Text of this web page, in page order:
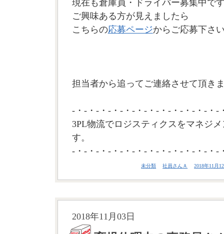
現在も倉庫員・ドライバー募集中で
ご興味ある方が見えましたら
こちらの応募ページからご応募下さ
担当者から追ってご連絡させて頂き
-・-・-・-・-・-・-・-・-・-・-・-・-
3PL物流でロジスティクスをマネジ
す。
-・-・-・-・-・-・-・-・-・-・-・-・-
未分類 社員さんＡ 2018年11月
2018年11月03日